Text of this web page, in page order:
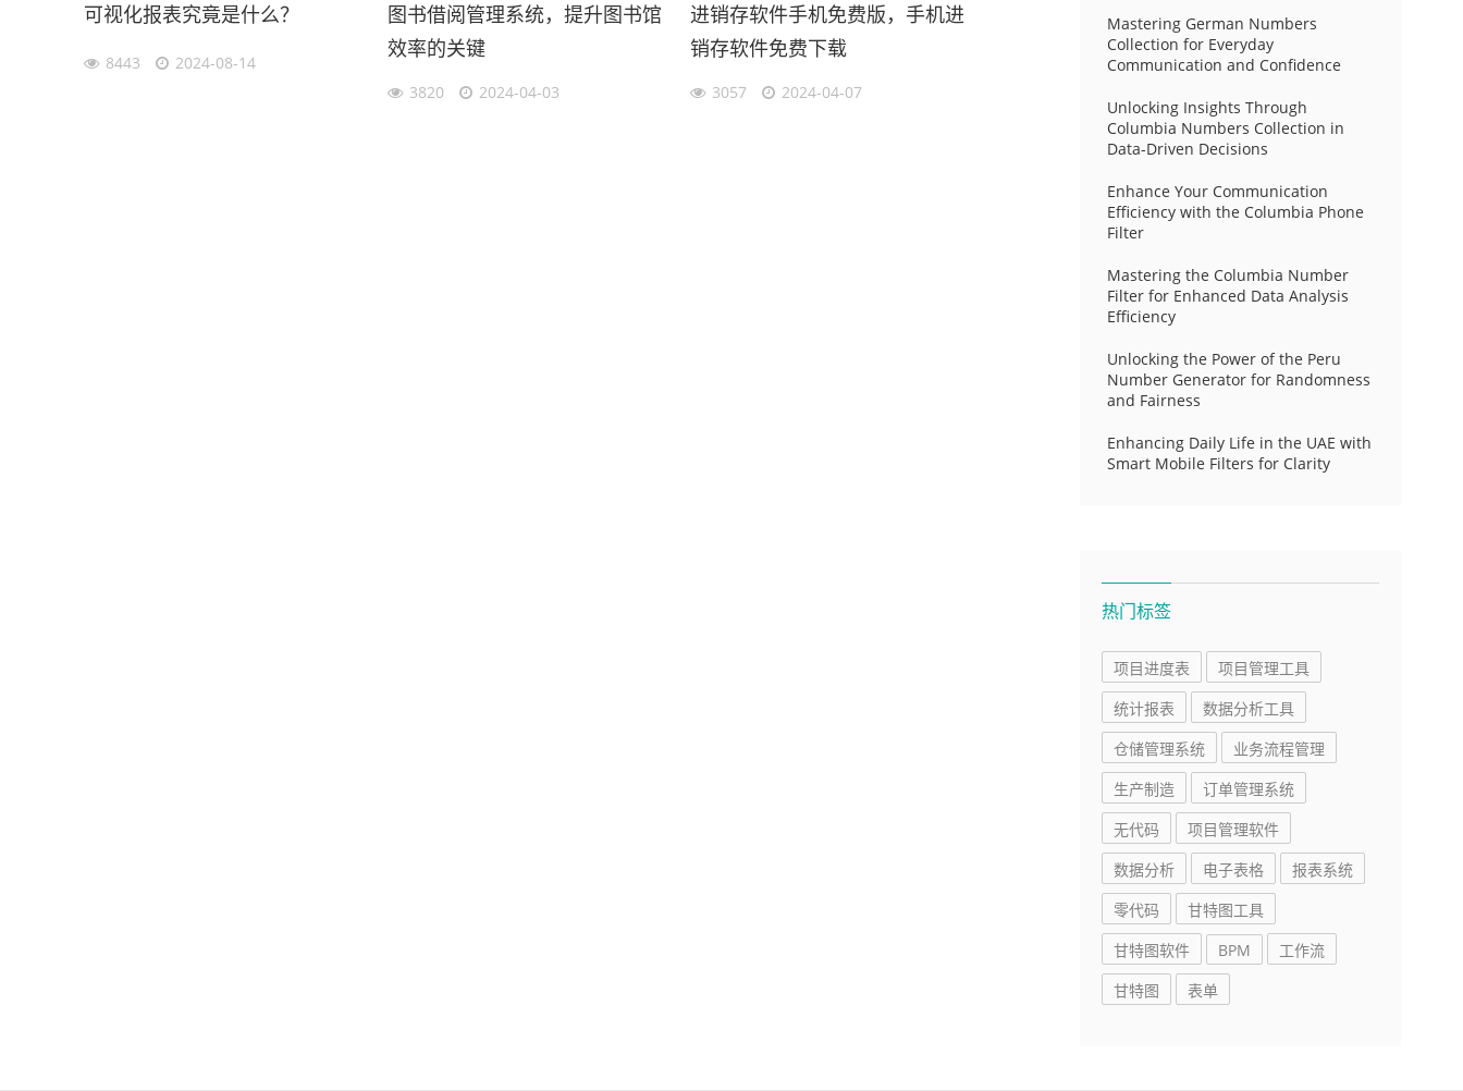
可视化报表究竟是什么？
8443 2024-08-14
图书借阅管理系统，提升图书馆
效率的关键
3820 2024-04-03
进销存软件手机免费版，手机进
销存软件免费下载
3057 2024-04-07
Mastering German Numbers
Collection for Everyday
Communication and Confidence
Unlocking Insights Through
Columbia Numbers Collection in
Data-Driven Decisions
Enhance Your Communication
Efficiency with the Columbia Phone
Filter
Mastering the Columbia Number
Filter for Enhanced Data Analysis
Efficiency
Unlocking the Power of the Peru
Number Generator for Randomness
and Fairness
Enhancing Daily Life in the UAE with
Smart Mobile Filters for Clarity
热门标签
项目进度表
项目管理工具
统计报表
数据分析工具
仓储管理系统
业务流程管理
生产制造
订单管理系统
无代码
项目管理软件
数据分析
电子表格
报表系统
零代码
甘特图工具
甘特图软件
BPM
工作流
甘特图
表单